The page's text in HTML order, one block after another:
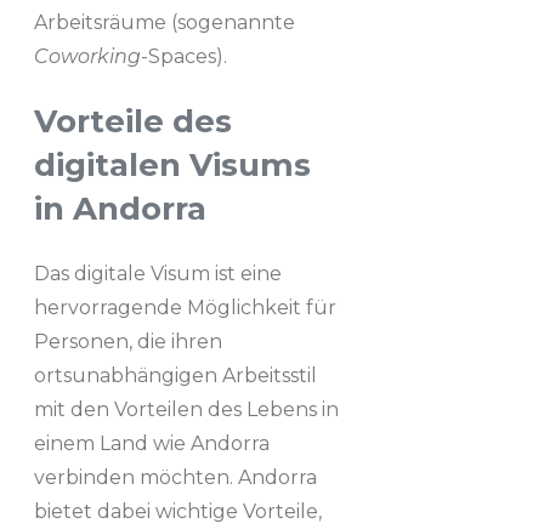
Arbeitsräume (sogenannte
Coworking-Spaces).
Vorteile des
digitalen Visums
in Andorra
Das digitale Visum ist eine
hervorragende Möglichkeit für
Personen, die ihren
ortsunabhängigen Arbeitsstil
mit den Vorteilen des Lebens in
einem Land wie Andorra
verbinden möchten. Andorra
bietet dabei wichtige Vorteile,